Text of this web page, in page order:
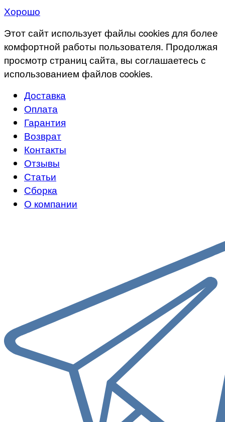
Хорошо
Этот сайт использует файлы cookies для более
комфортной работы пользователя. Продолжая
просмотр страниц сайта, вы соглашаетесь с
использованием файлов cookies.
Доставка
Оплата
Гарантия
Возврат
Контакты
Отзывы
Статьи
Сборка
О компании